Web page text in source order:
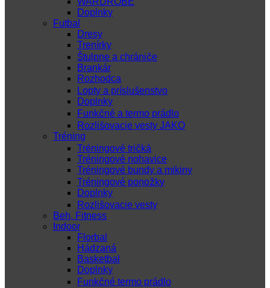
Doplnky
Futbal
Dresy
Trenírky
Štulpne a chrániče
Brankár
Rozhodca
Lopty a príslušenstvo
Doplnky
Funkčné a termo prádlo
Rozlišovacie vesty JAKO
Tréning
Tréningové tričká
Tréningové nohavice
Tréningové bundy a mikiny
Tréningové ponožky
Doplnky
Rozlišovacie vesty
Beh, Fitness
Indoor
Florbal
Hádzaná
Basketbal
Doplnky
Funkčné termo prádlo